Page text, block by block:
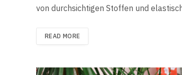
von durchsichtigen Stoffen und
READ MORE